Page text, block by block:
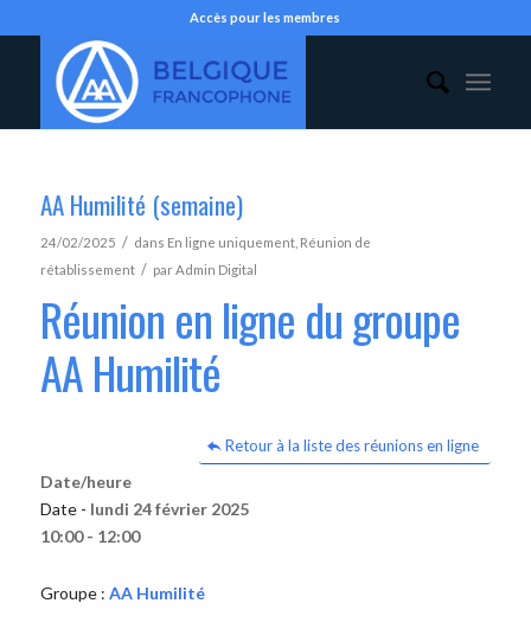
Accès pour les membres
AA Humilité (semaine)
24/02/2025 / dans En ligne uniquement, Réunion de
rétablissement / parAdmin Digital
Réunion en ligne du groupe
AA Humilité
Retour à la liste des réunions en ligne
Date/heure
Date - lundi 24 février 2025
10:00 - 12:00
Groupe : AA Humilité